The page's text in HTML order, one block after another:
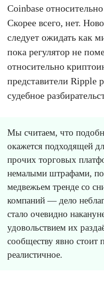
Coinbase
Скорее всего, нет.
следует ожидать как
пока регулятор не
относительно
представители Ripple
судебное
Мы считаем, что
окажется подходящей
прочих торговых
немалыми штрафами,
медвежьем тренде со
компаний — дело
стало очевидно
удовольствием их
сообществу явно стоит
реалистичное.